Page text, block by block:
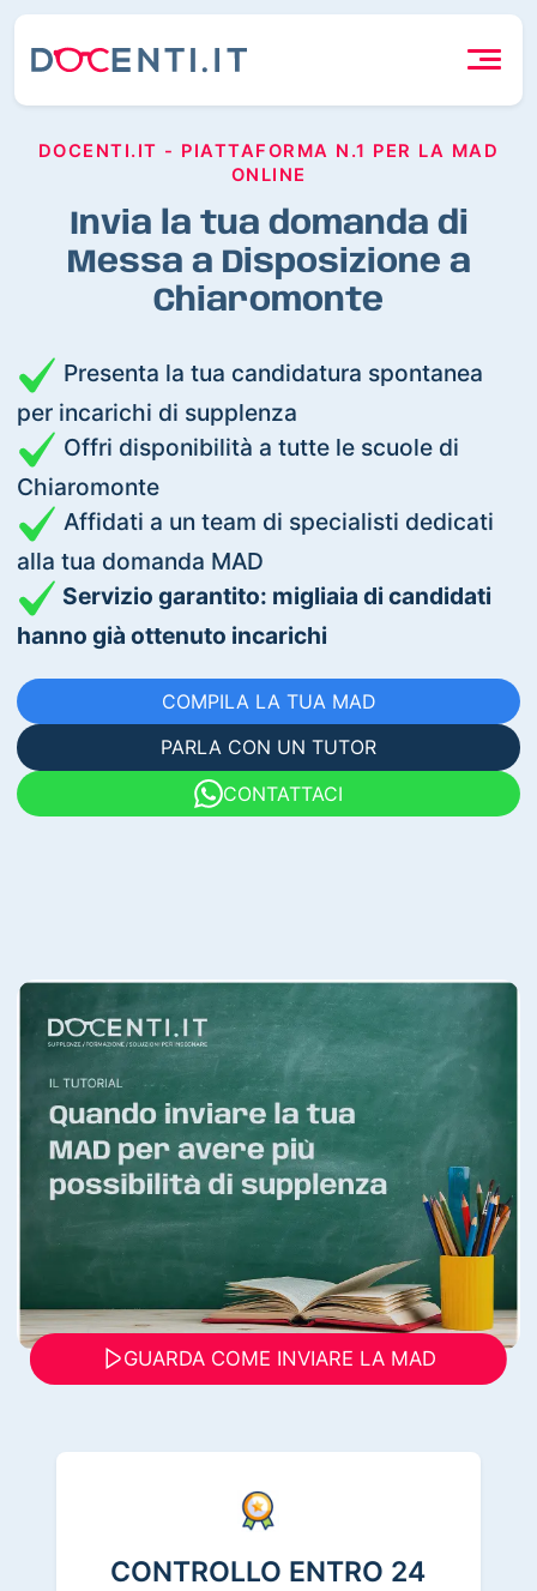
DOCENTI.IT - PIATTAFORMA N.1 PER LA MAD
ONLINE
Invia la tua domanda di
Messa a Disposizione a
Chiaromonte
Presenta la tua candidatura spontanea
per incarichi di supplenza
Offri disponibilità a tutte le scuole di
Chiaromonte
Affidati a un team di specialisti dedicati
alla tua domanda MAD
Servizio garantito: migliaia di candidati
hanno già ottenuto incarichi
COMPILA LA TUA MAD
PARLA CON UN TUTOR
CONTATTACI
GUARDA COME INVIARE LA MAD
CONTROLLO ENTRO 24